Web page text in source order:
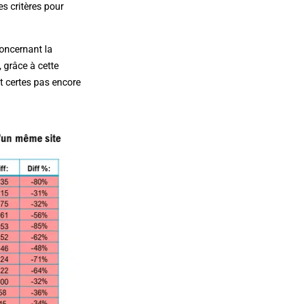
critères pour
la
grâce à cette
certes pas encore